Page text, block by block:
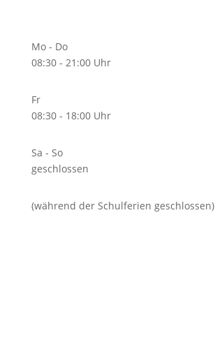
Mo - Do
08:30 - 21:00 Uhr
Fr
08:30 - 18:00 Uhr
Sa - So
geschlossen
(während der Schulferien geschlossen)